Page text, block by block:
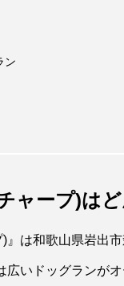
ン
ャープ)はど
)』は和歌山県岩出
いドッグランがオ